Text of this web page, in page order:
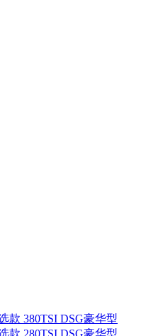
款 380TSI DSG豪华型